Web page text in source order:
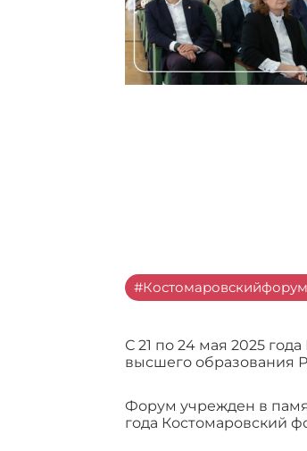
#Костомаровскийфорум
С 21 по 24 мая 2025
высшего образования
Форум учрежден в
года Костомаровский